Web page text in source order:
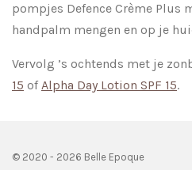
pompjes Defence Crème Plus
handpalm mengen en op je
Vervolg ’s ochtends met je
15 ofAlpha Day Lotion SPF 15.
© 2020 - 2026 Belle Epoque